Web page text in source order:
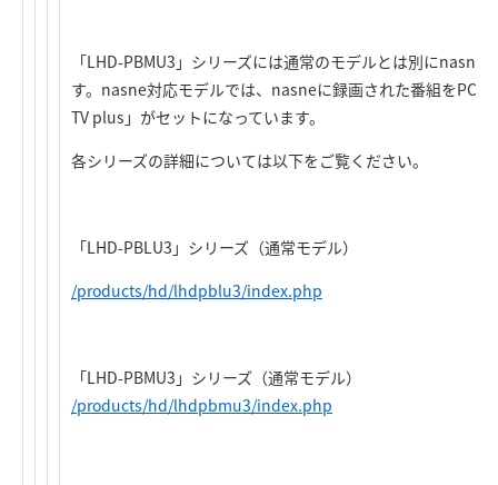
「LHD-PBMU3」シリーズには通常のモデルとは別にnasne
す。nasne対応モデルでは、nasneに録画された番組をPC
TV plus」がセットになっています。
各シリーズの詳細については以下をご覧ください。
「LHD-PBLU3」シリーズ（通常モデル）
/products/hd/lhdpblu3/index.php
「LHD-PBMU3」シリーズ（通常モデル）
/products/hd/lhdpbmu3/index.php